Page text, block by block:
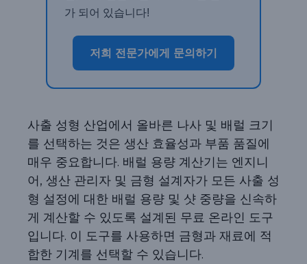
가 되어 있습니다!
저희 전문가에게 문의하기
사출 성형 산업에서 올바른 나사 및 배럴 크기
를 선택하는 것은 생산 효율성과 부품 품질에
매우 중요합니다. 배럴 용량 계산기는 엔지니
어, 생산 관리자 및 금형 설계자가 모든 사출 성
형 설정에 대한 배럴 용량 및 샷 중량을 신속하
게 계산할 수 있도록 설계된 무료 온라인 도구
입니다. 이 도구를 사용하면 금형과 재료에 적
합한 기계를 선택할 수 있습니다.